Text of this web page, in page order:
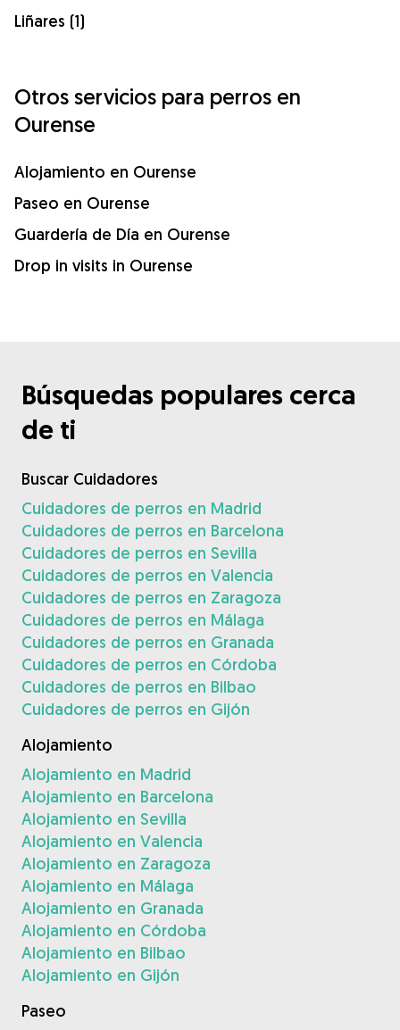
Liñares (1)
Otros servicios para perros en
Ourense
Alojamiento en Ourense
Paseo en Ourense
Guardería de Día en Ourense
Drop in visits in Ourense
Búsquedas populares cerca
de ti
Buscar Cuidadores
Cuidadores de perros en Madrid
Cuidadores de perros en Barcelona
Cuidadores de perros en Sevilla
Cuidadores de perros en Valencia
Cuidadores de perros en Zaragoza
Cuidadores de perros en Málaga
Cuidadores de perros en Granada
Cuidadores de perros en Córdoba
Cuidadores de perros en Bilbao
Cuidadores de perros en Gijón
Alojamiento
Alojamiento en Madrid
Alojamiento en Barcelona
Alojamiento en Sevilla
Alojamiento en Valencia
Alojamiento en Zaragoza
Alojamiento en Málaga
Alojamiento en Granada
Alojamiento en Córdoba
Alojamiento en Bilbao
Alojamiento en Gijón
Paseo